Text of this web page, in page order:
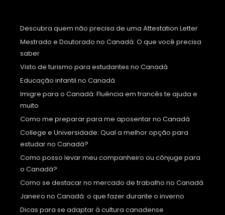
Descubra quem não precisa de uma Attestation Letter
Mestrado e Doutorado no Canadá: O que você precisa
saber
Visto de turismo para estudantes no Canadá
Educação infantil no Canadá
Imigre para o Canadá: Fluência em francês te ajuda e
muito
Como me preparar para me aposentar no Canadá
College e Universidade: Qual a melhor opção para
estudar no Canadá?
Como posso levar meu companheiro ou cônjuge para
o Canadá?
Como se destacar no mercado de trabalho no Canadá
Janeiro no Canadá: o que fazer durante o inverno
Dicas para se adaptar à cultura canadense